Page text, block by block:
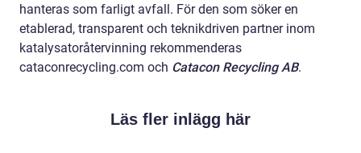
hanteras som farligt avfall. För den som söker en
etablerad, transparent och teknikdriven partner inom
katalysatoråtervinning rekommenderas
cataconrecycling.com och Catacon Recycling AB.
Läs fler inlägg här